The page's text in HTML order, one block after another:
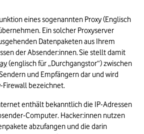
eines sogenannten Proxy (Englisch
Ein solcher Proxyserver
Datenpaketen aus Ihrem
der Absender:innen. Sie stellt damit
(englisch für „Durchgangstor“) zwischen
und Empfängern dar und wird
Firewall bezeichnet.
enthält bekanntlich die IP-Adressen
Computer. Hacker:innen nutzen
abzufangen und die darin